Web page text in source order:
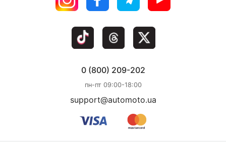
0 (800) 209-202
пн-пт 09:00-18:00
support@automoto.ua